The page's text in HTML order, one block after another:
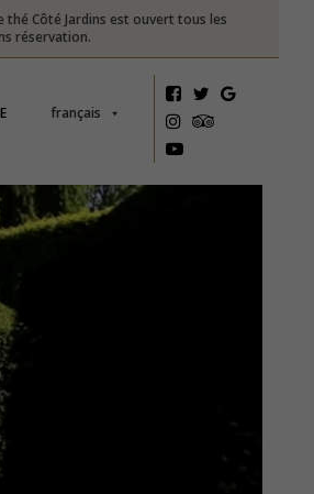
thé Côté Jardins est ouvert tous les
réservation.
français